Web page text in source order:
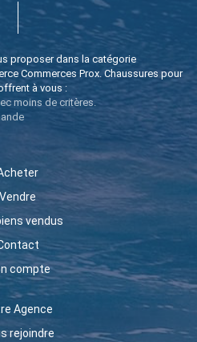
proposer dans la catégorie
Commerces Prox. Chaussures pour
à vous :
moins de critères.
Vendre
vendus
compte
Agence
rejoindre